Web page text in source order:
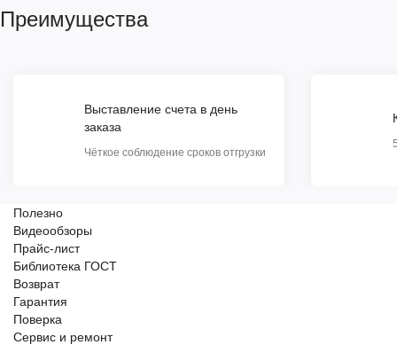
Преимущества
Выставление счета в день
заказа
Чёткое соблюдение сроков отгрузки
Полезно
Видеообзоры
Прайс-лист
Библиотека ГОСТ
Возврат
Гарантия
Поверка
Сервис и ремонт